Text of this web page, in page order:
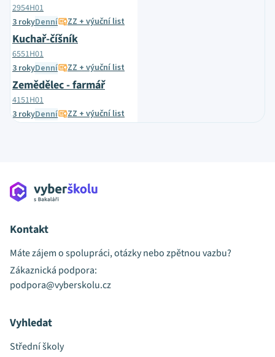
2954H01
3 rokyDenní ZZ + výuční list
Kuchař-číšník
6551H01
3 rokyDenní ZZ + výuční list
Zemědělec - farmář
4151H01
3 rokyDenní ZZ + výuční list
Kontakt
Máte zájem o spolupráci, otázky nebo zpětnou vazbu?
Zákaznická podpora:
podpora@vyberskolu.cz
Vyhledat
Střední školy